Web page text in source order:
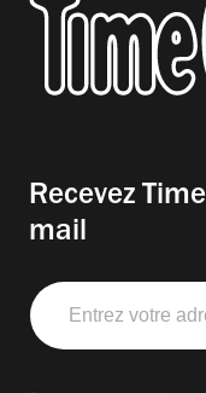
Recevez
mail
Entrez
votre
adresse